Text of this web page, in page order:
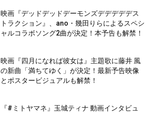
映画『デッドデッドデーモンズデデデデデス
トラクション』、ano・幾田りらによるスペシ
ャルコラボソング2曲が決定！本予告も解禁！
映画『四月になれば彼女は』主題歌に藤井 風
の新曲「満ちてゆく」が決定！最新予告映像
とポスタービジュアルも解禁！
『#ミトヤマネ』玉城ティナ 動画インタビュ